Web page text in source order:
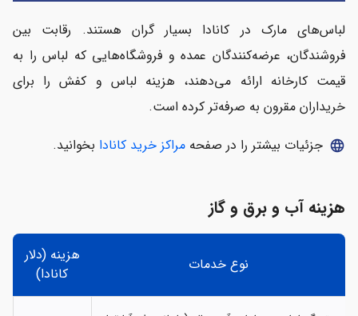
لباس‌های مارک در کانادا بسیار گران هستند. رقابت بین
فروشندگان، عرضه‌کنندگان عمده و فروشگاه‌هایی که لباس‌ را به
قیمت کارخانه ارائه می‌دهند، هزینه لباس و کفش را برای
خریداران مقرون به صرفه‌تر کرده است.
language جزئیات بیشتر را در صفحه مراکز خرید کانادا بخوانید.
هزینه آب و برق و گاز
نوع خدمات
هزینه (دلار
کانادا)